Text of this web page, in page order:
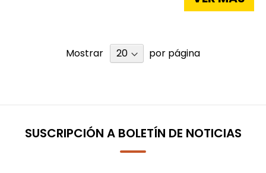
Mostrar por página
SUSCRIPCIÓN A BOLETÍN DE NOTICIAS